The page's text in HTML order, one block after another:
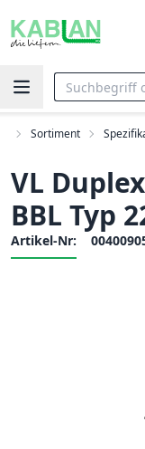
Sortiment
VL
BBL Typ
Artikel-Nr: